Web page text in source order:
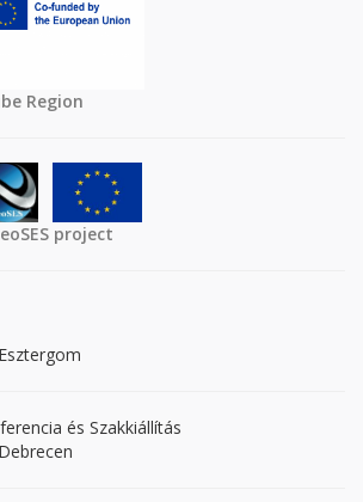
Region
project
és Szakkiállítás